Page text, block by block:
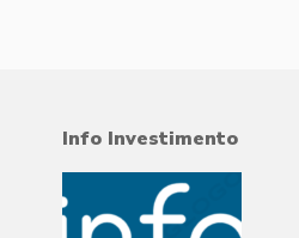
Info Investimento